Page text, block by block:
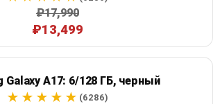
₽17,990
₽13,499
Galaxy A17: 6/128 ГБ, черный
(6286)